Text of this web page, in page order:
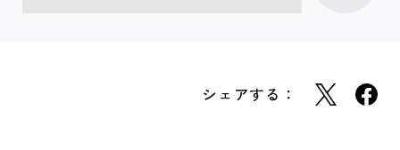
シェアする：